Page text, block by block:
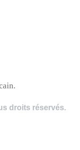
droits réservés.